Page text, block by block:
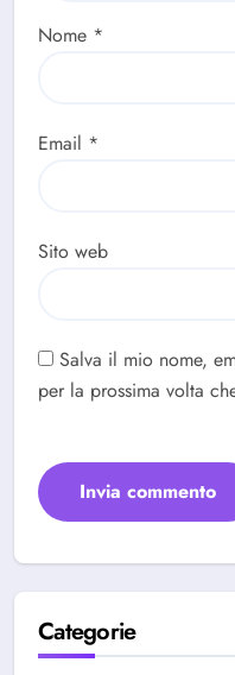
Nome *
Email *
Sito web
Salva il mio nome,
per la prossima volta
Categorie